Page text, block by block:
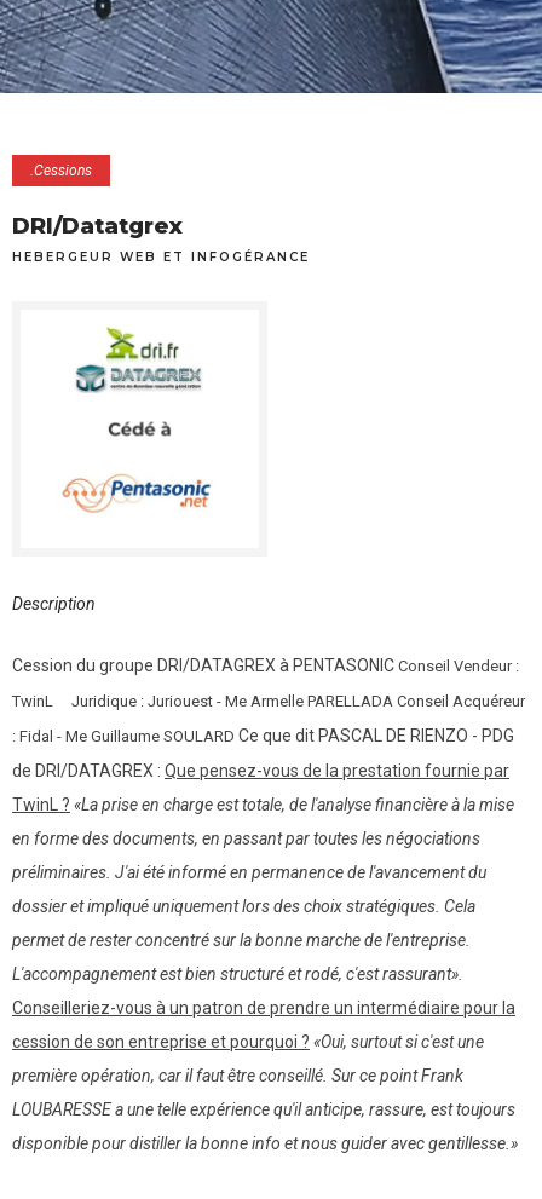
.Cessions
DRI/Datatgrex
HEBERGEUR WEB ET INFOGÉRANCE
Description
Cession du groupe DRI/DATAGREX à PENTASONIC Conseil Vendeur :
TwinL Juridique : Juriouest - Me Armelle PARELLADA Conseil Acquéreur
: Fidal - Me Guillaume SOULARD Ce que dit PASCAL DE RIENZO - PDG
de DRI/DATAGREX : Que pensez-vous de la prestation fournie par
TwinL ? «La prise en charge est totale, de l'analyse financière à la mise
en forme des documents, en passant par toutes les négociations
préliminaires. J'ai été informé en permanence de l'avancement du
dossier et impliqué uniquement lors des choix stratégiques. Cela
permet de rester concentré sur la bonne marche de l'entreprise.
L'accompagnement est bien structuré et rodé, c'est rassurant».
Conseilleriez-vous à un patron de prendre un intermédiaire pour la
cession de son entreprise et pourquoi ? «Oui, surtout si c'est une
première opération, car il faut être conseillé. Sur ce point Frank
LOUBARESSE a une telle expérience qu'il anticipe, rassure, est toujours
disponible pour distiller la bonne info et nous guider avec gentillesse.»